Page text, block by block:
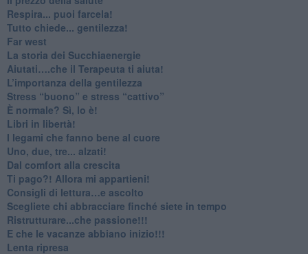
​Respira... puoi farcela!
​Tutto chiede... gentilezza!
​Far west
​La storia dei Succhiaenergie
​Aiutati….che il Terapeuta ti aiuta!
​L’importanza della gentilezza
​Stress “buono” e stress “cattivo”
​È normale? Sì, lo è!
​Libri in libertà!
​I legami che fanno bene al cuore
Uno, due, tre... alzati!​
​Dal comfort alla crescita
​Ti pago?! Allora mi appartieni!​
​Consigli di lettura…e ascolto
​Scegliete chi abbracciare finché siete in tempo
​Ristrutturare...che passione!!!
​E che le vacanze abbiano inizio!!!
​Lenta ripresa